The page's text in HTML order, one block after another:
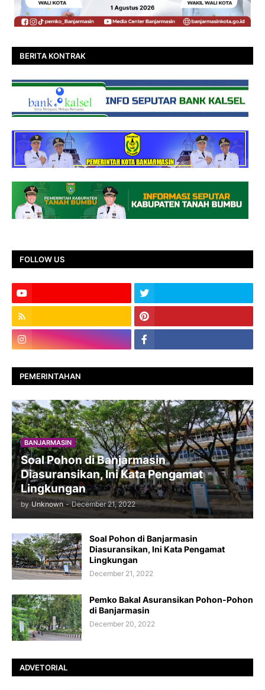
BERITA KONTRAK
FOLLOW US
PEMERINTAHAN
BANJARMASIN
Soal Pohon di Banjarmasin
Diasuransikan, Ini Kata Pengamat
Lingkungan
by Unknown - December 21, 2022
Soal Pohon di Banjarmasin
Diasuransikan, Ini Kata Pengamat
Lingkungan
December 21, 2022
Pemko Bakal Asuransikan Pohon-Pohon
di Banjarmasin
December 20, 2022
ADVETORIAL